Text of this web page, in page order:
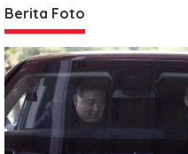
Berita Foto